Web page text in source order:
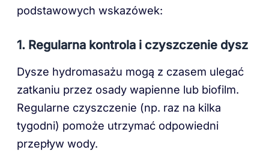
podstawowych wskazówek:
1. Regularna kontrola i czyszczenie dysz
Dysze hydromasażu mogą z czasem ulegać
zatkaniu przez osady wapienne lub biofilm.
Regularne czyszczenie (np. raz na kilka
tygodni) pomoże utrzymać odpowiedni
przepływ wody.